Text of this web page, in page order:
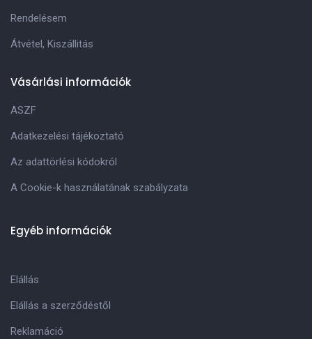
Rendelésem
Átvétel, Kiszállitás
Vásárlási információk
ASZF
Adatkezelési tájékoztató
Az adattörlési kódokról
A Cookie-k használatának szabályzata
Egyéb információk
Elállás
Elállás a szerződéstől
Reklamáció